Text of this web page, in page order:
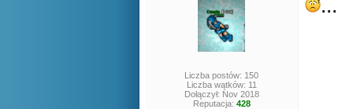
Liczba postów: 150
Liczba wątków: 11
Dołączył: Nov 2018
Reputacja: 428
...